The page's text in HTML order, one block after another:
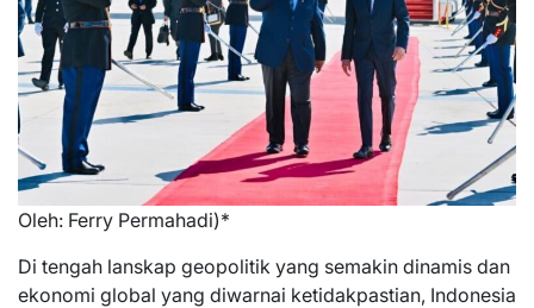
Oleh: Ferry Permahadi)*
Di tengah lanskap geopolitik yang semakin dinamis dan
ekonomi global yang diwarnai ketidakpastian, Indonesia